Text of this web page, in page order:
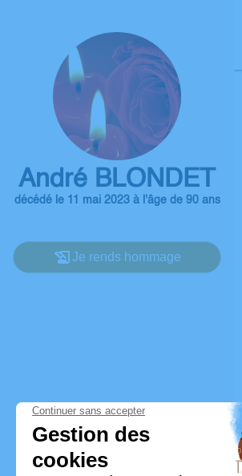
André BLONDET
décédé le 11 mai 2023 à l'âge de 90 ans
Je rends hommage